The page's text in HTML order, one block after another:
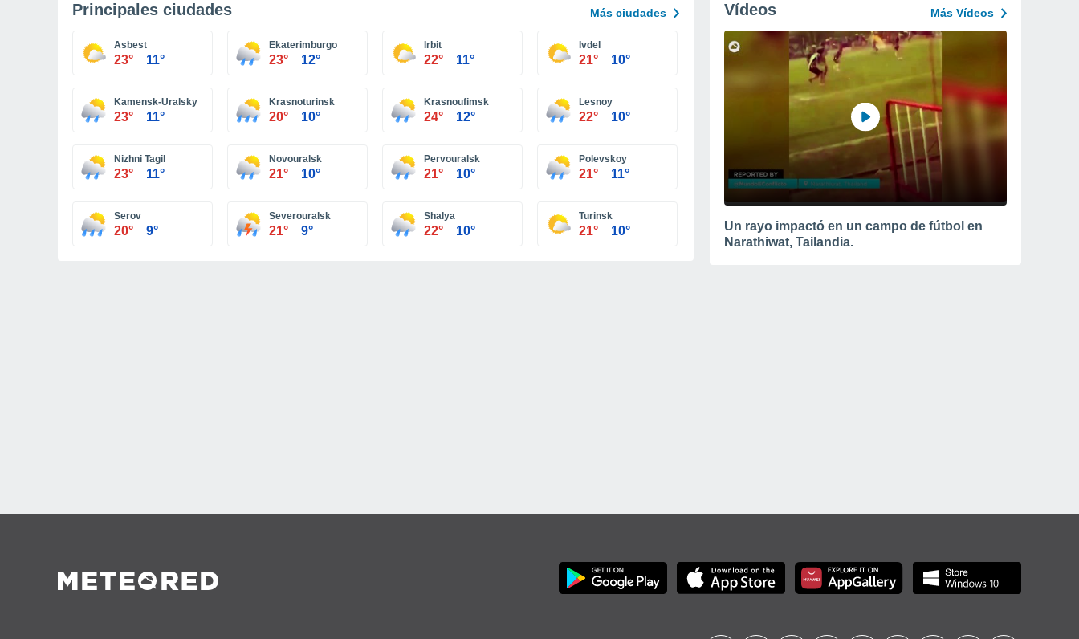
Principales ciudades Más ciudades
Asbest
23° 11°
Ekaterimburgo
23° 12°
Irbit
22° 11°
Ivdel
21° 10°
Kamensk-Uralsky
23° 11°
Krasnoturinsk
20° 10°
Krasnoufimsk
24° 12°
Lesnoy
22° 10°
Nizhni Tagil
23° 11°
Novouralsk
21° 10°
Pervouralsk
21° 10°
Polevskoy
21° 11°
Serov
20° 9°
Severouralsk
21° 9°
Shalya
22° 10°
Turinsk
21° 10°
Vídeos Más Vídeos
Un rayo impactó en un campo de fútbol en
Narathiwat, Tailandia.